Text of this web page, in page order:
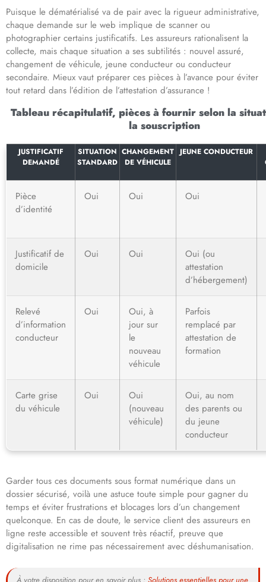
Puisque le dématérialisé va de pair avec la rigueur administrative,
chaque demande sur le web implique de scanner ou
photographier certains justificatifs. Les assureurs rationalisent la
collecte, mais chaque situation a ses subtilités : nouvel assuré,
changement de véhicule, jeune conducteur ou conducteur
secondaire. Mieux vaut préparer ces pièces à l’avance pour éviter
tout retard dans l’édition de l’attestation d’assurance !
Tableau récapitulatif, pièces à fournir selon la
la souscription
JUSTIFICATIF
DEMANDÉ
SITUATION
STANDARD
CHANGEMENT
DE VÉHICULE
JEUNE CONDUCTEUR
Pièce
d’identité
Oui Oui Oui
Justificatif de
domicile
Oui Oui
Oui (ou
attestation
d’hébergement)
Relevé
d’information
conducteur
Oui
Oui, à
jour sur
le
nouveau
véhicule
Parfois
remplacé par
attestation de
formation
Carte grise
du véhicule
Oui
Oui
(nouveau
véhicule)
Oui, au nom
des parents ou
du jeune
conducteur
Garder tous ces documents sous format numérique dans un
dossier sécurisé, voilà une astuce toute simple pour gagner du
temps et éviter frustrations et blocages lors d’un changement
quelconque. En cas de doute, le service client des assureurs en
ligne reste accessible et souvent très réactif, preuve que
digitalisation ne rime pas nécessairement avec déshumanisation.